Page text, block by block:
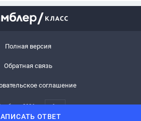
ОТВЕТ
Полная версия
Обратная связь
соглашение
2026 6+